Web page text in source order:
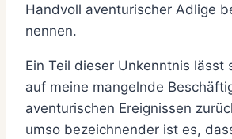
Handvoll aventurischer Adlige
nennen.
Ein Teil dieser Unkenntnis lässt
auf meine mangelnde
aventurischen Ereignissen
umso bezeichnender ist es,